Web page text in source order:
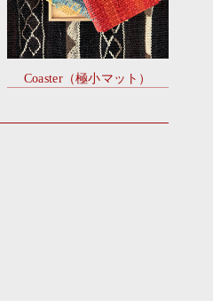
Coaster（極小マット）